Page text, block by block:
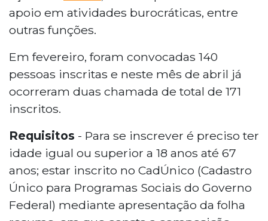
apoio em atividades burocráticas, entre
outras funções.
Em fevereiro, foram convocadas 140
pessoas inscritas e neste mês de abril já
ocorreram duas chamada de total de 171
inscritos.
Requisitos - Para se inscrever é preciso ter
idade igual ou superior a 18 anos até 67
anos; estar inscrito no CadÚnico (Cadastro
Único para Programas Sociais do Governo
Federal) mediante apresentação da folha